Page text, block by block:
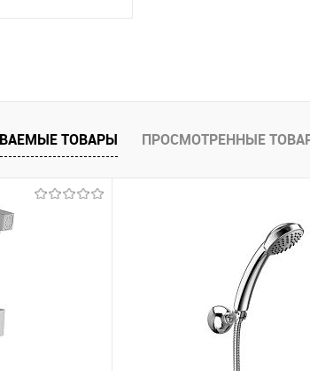
Сравнение
Под заказТОВАРЫ ПРОСМОТРЕННЫЕ